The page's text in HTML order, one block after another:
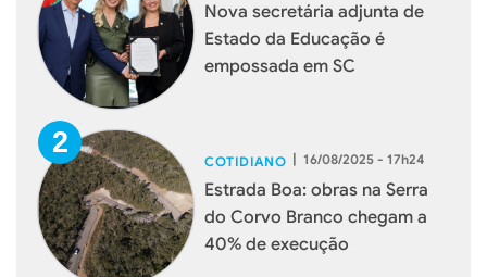
Nova secretária adjunta de
Estado da Educação é
empossada em SC
COTIDIANO | 16/08/2025 - 17h24
Estrada Boa: obras na Serra
do Corvo Branco chegam a
40% de execução